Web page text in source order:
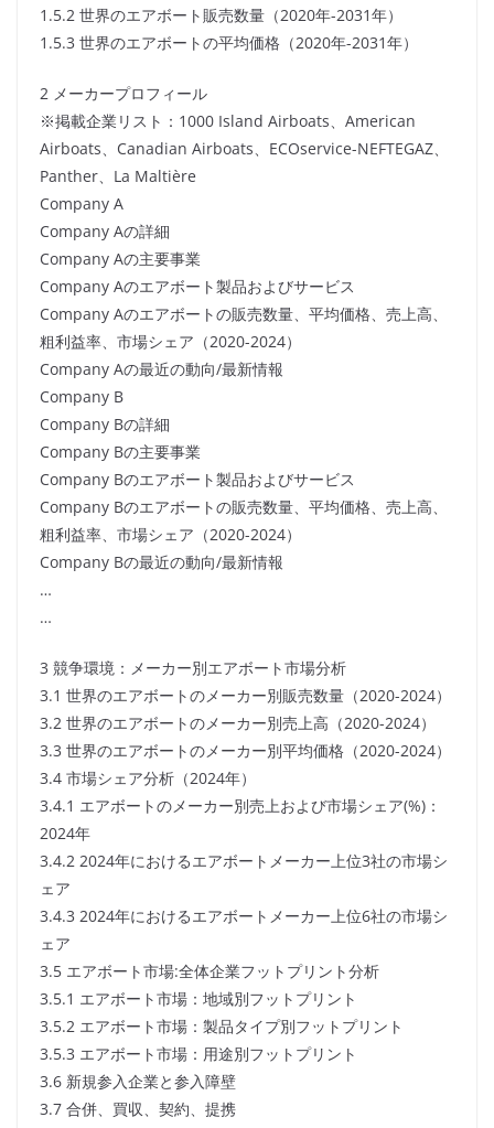
1.5.2 世界のエアボート販売数量（2020年-2031年）
1.5.3 世界のエアボートの平均価格（2020年-2031年）
2 メーカープロフィール
※掲載企業リスト：1000 Island Airboats、American
Airboats、Canadian Airboats、ECOservice-NEFTEGAZ、
Panther、La Maltière
Company A
Company Aの詳細
Company Aの主要事業
Company Aのエアボート製品およびサービス
Company Aのエアボートの販売数量、平均価格、売上高、
粗利益率、市場シェア（2020-2024）
Company Aの最近の動向/最新情報
Company B
Company Bの詳細
Company Bの主要事業
Company Bのエアボート製品およびサービス
Company Bのエアボートの販売数量、平均価格、売上高、
粗利益率、市場シェア（2020-2024）
Company Bの最近の動向/最新情報
…
…
3 競争環境：メーカー別エアボート市場分析
3.1 世界のエアボートのメーカー別販売数量（2020-2024）
3.2 世界のエアボートのメーカー別売上高（2020-2024）
3.3 世界のエアボートのメーカー別平均価格（2020-2024）
3.4 市場シェア分析（2024年）
3.4.1 エアボートのメーカー別売上および市場シェア(%)：
2024年
3.4.2 2024年におけるエアボートメーカー上位3社の市場シ
ェア
3.4.3 2024年におけるエアボートメーカー上位6社の市場シ
ェア
3.5 エアボート市場:全体企業フットプリント分析
3.5.1 エアボート市場：地域別フットプリント
3.5.2 エアボート市場：製品タイプ別フットプリント
3.5.3 エアボート市場：用途別フットプリント
3.6 新規参入企業と参入障壁
3.7 合併、買収、契約、提携